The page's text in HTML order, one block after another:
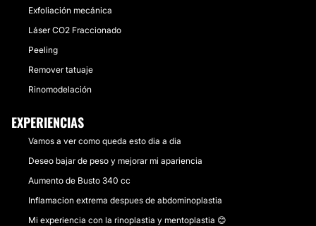
Exfoliación mecánica
Láser CO2 Fraccionado
Peeling
Remover tatuaje
Rinomodelación
EXPERIENCIAS
Vamos a ver como queda esto dia a dia
Deseo bajar de peso y mejorar mi apariencia
Aumento de Busto 340 cc
Inflamacion extrema despues de abdominoplastia
Mi experiencia con la rinoplastia y mentoplastia 😊